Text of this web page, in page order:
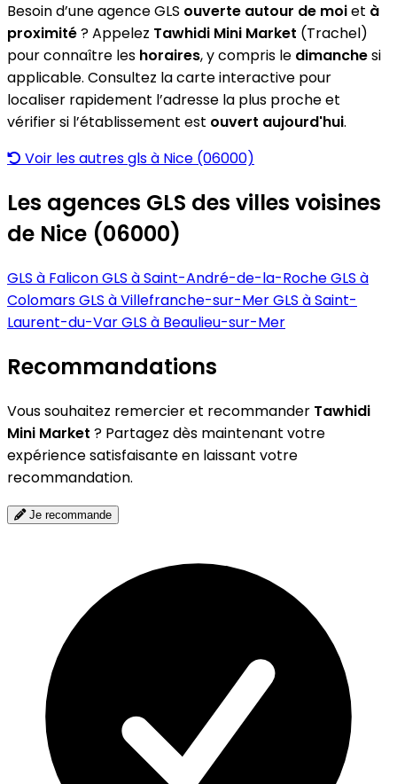
Besoin d’une agence GLS ouverte autour de moiet à
proximité? Appelez Tawhidi Mini Market (Trachel)
pour connaître les horaires, y compris le dimanchesi
applicable. Consultez la carte interactive pour
localiser rapidement l’adresse la plus proche et
vérifier si l’établissement est ouvert aujourd'hui.
Voir les autres gls à Nice (06000)
Les agences GLS des villes voisines
de Nice (06000)
GLS à FaliconGLS à Saint-André-de-la-RocheGLS à
ColomarsGLS à Villefranche-sur-MerGLS à Saint-
Laurent-du-VarGLS à Beaulieu-sur-Mer
Recommandations
Vous souhaitez remercier et recommander Tawhidi
Mini Market ? Partagez dès maintenant votre
expérience satisfaisante en laissant votre
recommandation.
Je recommande